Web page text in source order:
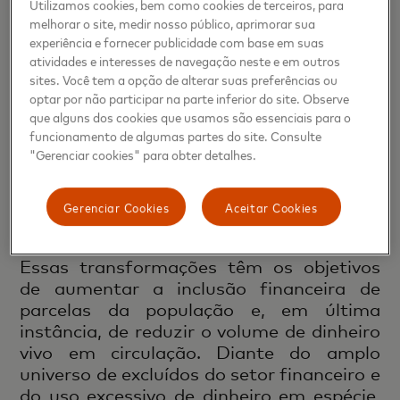
administração das diferentes redes de
múltiplos participantes; e na solução de
conflitos e monetização de informações
sobre transferências de dinheiro e
pagamentos.
A Mastercard também trabalha com seus
nova modalidade imediata de
pagamentos via cartão.
Essas transformações têm os objetivos
de aumentar a inclusão financeira de
parcelas da população e, em última
instância, de reduzir o volume de dinheiro
vivo em circulação. Diante do amplo
universo de excluídos do setor financeiro e
Utilizamos cookies, bem como cookies de terceiros, para
melhorar o site, medir nosso público, aprimorar sua
experiência e fornecer publicidade com base em suas
atividades e interesses de navegação neste e em outros
sites. Você tem a opção de alterar suas preferências ou
optar por não participar na parte inferior do site. Observe
que alguns dos cookies que usamos são essenciais para o
funcionamento de algumas partes do site. Consulte
"Gerenciar cookies" para obter detalhes.
Aceitar Cookies
Gerenciar Cookies